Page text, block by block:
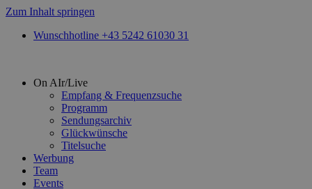
Zum Inhalt springen
Wunschhotline +43 5242 61030 31
On AIr/Live
Empfang & Frequenzsuche
Programm
Sendungsarchiv
Glückwünsche
Titelsuche
Werbung
Team
Events